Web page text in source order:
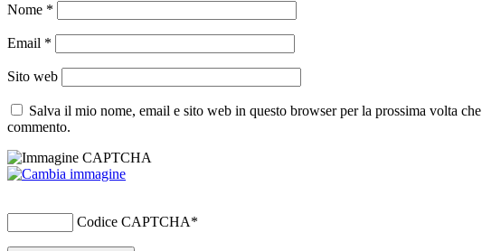
Nome *
Email *
Sito web
Salva il mio nome, email e sito web in questo browser per la prossima volta che
commento.
Codice CAPTCHA*